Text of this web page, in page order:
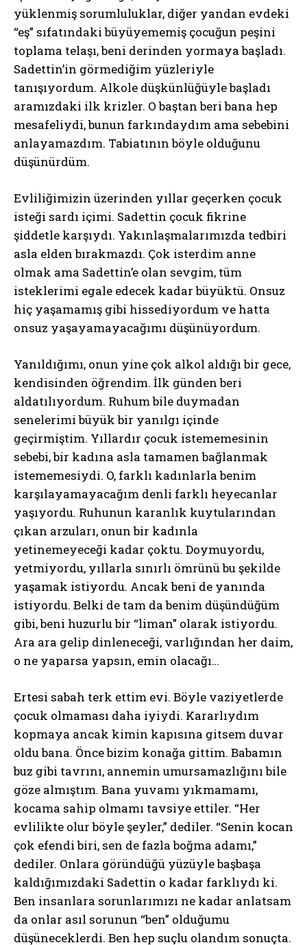
yüklenmiş sorumluluklar, diğer yandan evdeki
“eş” sıfatındaki büyüyememiş çocuğun peşini
toplama telaşı, beni derinden yormaya başladı.
Sadettin’in görmediğim yüzleriyle
tanışıyordum. Alkole düşkünlüğüyle başladı
aramızdaki ilk krizler. O baştan beri bana hep
mesafeliydi, bunun farkındaydım ama sebebini
anlayamazdım. Tabiatının böyle olduğunu
düşünürdüm.
Evliliğimizin üzerinden yıllar geçerken çocuk
isteği sardı içimi. Sadettin çocuk fikrine
şiddetle karşıydı. Yakınlaşmalarımızda tedbiri
asla elden bırakmazdı. Çok isterdim anne
olmak ama Sadettin’e olan sevgim, tüm
isteklerimi egale edecek kadar büyüktü. Onsuz
hiç yaşamamış gibi hissediyordum ve hatta
onsuz yaşayamayacağımı düşünüyordum.
Yanıldığımı, onun yine çok alkol aldığı bir gece,
kendisinden öğrendim. İlk günden beri
aldatılıyordum. Ruhum bile duymadan
senelerimi büyük bir yanılgı içinde
geçirmiştim. Yıllardır çocuk istememesinin
sebebi, bir kadına asla tamamen bağlanmak
istememesiydi. O, farklı kadınlarla benim
karşılayamayacağım denli farklı heyecanlar
yaşıyordu. Ruhunun karanlık kuytularından
çıkan arzuları, onun bir kadınla
yetinemeyeceği kadar çoktu. Doymuyordu,
yetmiyordu, yıllarla sınırlı ömrünü bu şekilde
yaşamak istiyordu. Ancak beni de yanında
istiyordu. Belki de tam da benim düşündüğüm
gibi, beni huzurlu bir “liman” olarak istiyordu.
Ara ara gelip dinleneceği, varlığından her daim,
o ne yaparsa yapsın, emin olacağı…
Ertesi sabah terk ettim evi. Böyle vaziyetlerde
çocuk olmaması daha iyiydi. Kararlıydım
kopmaya ancak kimin kapısına gitsem duvar
oldu bana. Önce bizim konağa gittim. Babamın
buz gibi tavrını, annemin umursamazlığını bile
göze almıştım. Bana yuvamı yıkmamamı,
kocama sahip olmamı tavsiye ettiler. “Her
evlilikte olur böyle şeyler,” dediler. “Senin kocan
çok efendi biri, sen de fazla boğma adamı,”
dediler. Onlara göründüğü yüzüyle başbaşa
kaldığımızdaki Sadettin o kadar farklıydı ki.
Ben insanlara sorunlarımızı ne kadar anlatsam
da onlar asıl sorunun “ben” olduğumu
düşüneceklerdi. Ben hep suçlu olandım sonuçta.